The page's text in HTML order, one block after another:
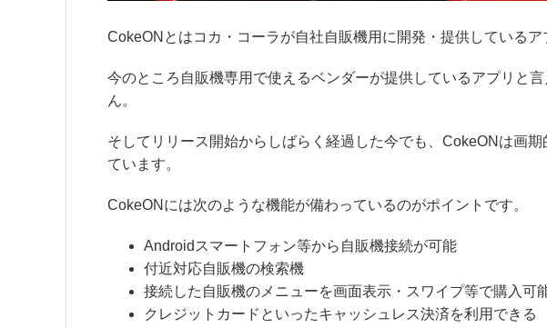
CokeONとはコカ・コーラが自社自販機用に開発・提供しているア
今のところ自販機専用で使えるベンダーが提供しているアプリと
ん。
そしてリリース開始からしばらく経過した今でも、CokeONは画
ています。
CokeONには次のような機能が備わっているのがポイントです。
Androidスマートフォン等から自販機接続が可能
付近対応自販機の検索機
接続した自販機のメニューを画面表示・スワイプ等で購入可
クレジットカードといったキャッシュレス決済を利用できる